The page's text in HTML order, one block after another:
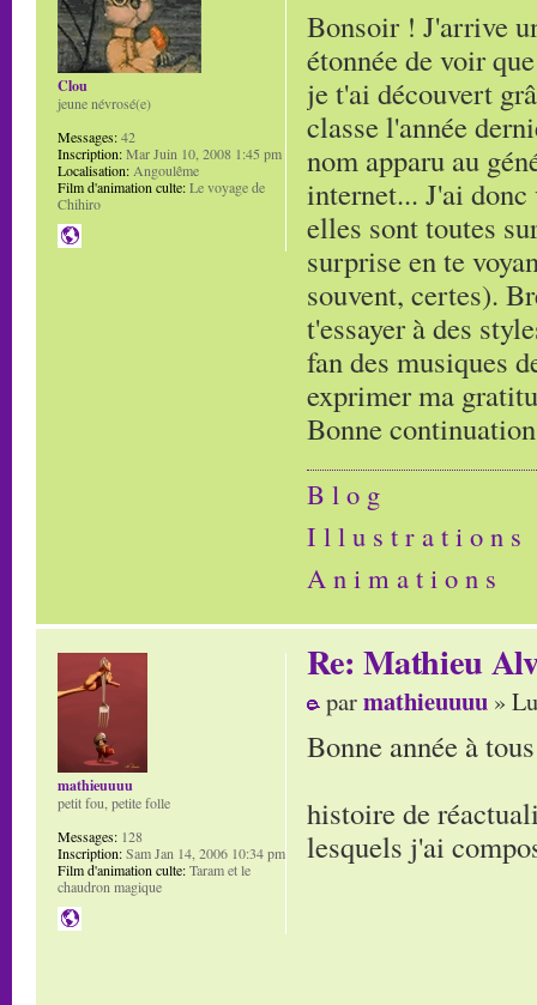
Bonsoir ! J'arrive
étonnée de voir
je t'ai découvert
classe l'année
nom apparu au
internet... J'ai
elles sont toutes
surprise en te
souvent, certes).
t'essayer à des
fan des musiques
exprimer ma
Bonne
B l o g
I l l u s t r a t i o n s
A n i m a t i o n s
Clou
jeune névrosé(e)
Messages:42
Inscription:Mar Juin 10, 2008 1:45 pm
Localisation: Angoulême
Film d'animation culte:Le voyage de
Chihiro
Re: Mathieu
parmathieuuuu »
Bonne année à
histoire de
lesquels j'ai
mathieuuuu
petit fou, petite folle
Messages: 128
Inscription:Sam Jan 14, 2006 10:34 pm
Film d'animation culte:Taram et le
chaudron magique